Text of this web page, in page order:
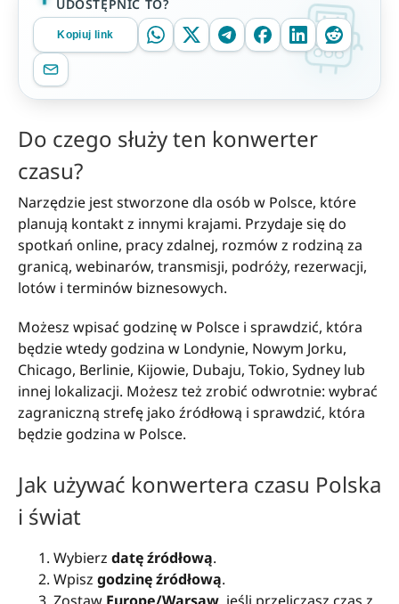
UDOSTĘPNIĆ TO?
Kopiuj link
Do czego służy ten konwerter
czasu?
Narzędzie jest stworzone dla osób w Polsce, które
planują kontakt z innymi krajami. Przydaje się do
spotkań online, pracy zdalnej, rozmów z rodziną za
granicą, webinarów, transmisji, podróży, rezerwacji,
lotów i terminów biznesowych.
Możesz wpisać godzinę w Polsce i sprawdzić, która
będzie wtedy godzina w Londynie, Nowym Jorku,
Chicago, Berlinie, Kijowie, Dubaju, Tokio, Sydney lub
innej lokalizacji. Możesz też zrobić odwrotnie: wybrać
zagraniczną strefę jako źródłową i sprawdzić, która
będzie godzina w Polsce.
Jak używać konwertera czasu Polska
i świat
Wybierz datę źródłową.
Wpisz godzinę źródłową.
Zostaw Europe/Warsaw , jeśli przeliczasz czas z